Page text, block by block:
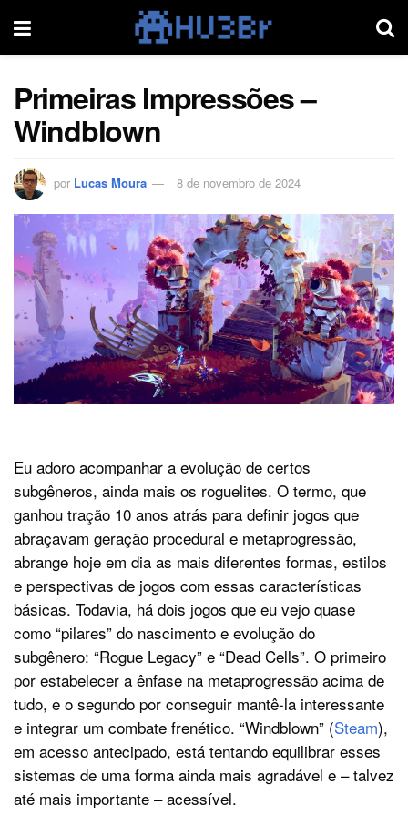
Primeiras Impressões –
Windblown
por Lucas Moura 8 de novembro de 2024
Eu adoro acompanhar a evolução de certos
subgêneros, ainda mais os roguelites. O termo, que
ganhou tração 10 anos atrás para definir jogos que
abraçavam geração procedural e metaprogressão,
abrange hoje em dia as mais diferentes formas, estilos
e perspectivas de jogos com essas características
básicas. Todavia, há dois jogos que eu vejo quase
como “pilares” do nascimento e evolução do
subgênero: “Rogue Legacy” e “Dead Cells”. O primeiro
por estabelecer a ênfase na metaprogressão acima de
tudo, e o segundo por conseguir mantê-la interessante
e integrar um combate frenético. “Windblown” (Steam),
em acesso antecipado, está tentando equilibrar esses
sistemas de uma forma ainda mais agradável e – talvez
até mais importante – acessível.